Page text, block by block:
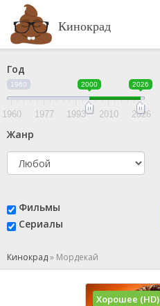
Кинокрад
Год
1960 2000 2026
1960 1977 1993 2010 2026
Жанр
Фильмы
Сериалы
Кинокрад» Мордекай
Хорошее (HD)